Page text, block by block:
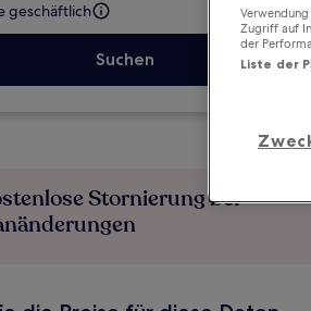
geschäftlich
Suchen
Stornierung bei
Zugriff auf
der
Liste der